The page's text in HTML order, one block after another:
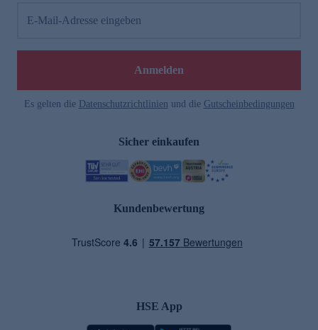
E-Mail-Adresse eingeben
Anmelden
Es gelten die Datenschutzrichtlinien und die Gutscheinbedingungen
Sicher einkaufen
Kundenbewertung
HSE App